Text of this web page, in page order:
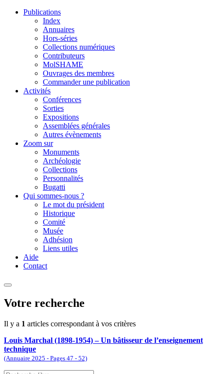
Publications
Index
Annuaires
Hors-séries
Collections numériques
Contributeurs
MolSHAME
Ouvrages des membres
Commander une publication
Activités
Conférences
Sorties
Expositions
Assemblées générales
Autres évènements
Zoom sur
Monuments
Archéologie
Collections
Personnalités
Bugatti
Qui sommes-nous ?
Le mot du président
Historique
Comité
Musée
Adhésion
Liens utiles
Aide
Contact
Votre recherche
Il y a 1 articles correspondant à vos critères
Louis Marchal (1898-1954) – Un bâtisseur de l’enseignement
technique
(Annuaire 2025 - Pages 47 - 52)